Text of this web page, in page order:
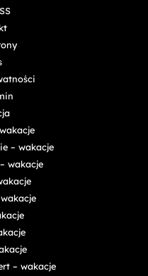
– wakacje
wakacje
– wakacje